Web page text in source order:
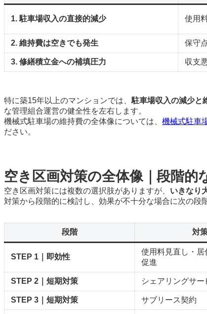
1. 駐車場収入の直接的減少 使用
2. 維持費は空きでも発生 保守
3. 修繕積立金への補填圧力 収支
特に築15年以上のマンションでは、 駐車場収入の減少と
な管理組合運営の健全性を左右します。
機械式駐車場の維持費の全体像については、 機械式駐車
ださい。
空き区画対策の全体像｜段階的
空き区画対策には複数の選択肢がありますが、 いきなり
対策から段階的に検討し、効果が不十分な場合に次の段
段階 対
STEP 1｜即効性
使用料見直し・居
促進
STEP 2｜短期対策 シェアリングサー
STEP 3｜短期対策 サブリース契約